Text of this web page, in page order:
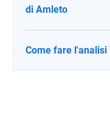
di Amleto
Come fare